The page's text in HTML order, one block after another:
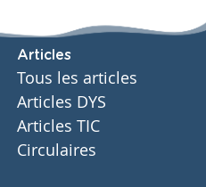
Articles
Tous les articles
Articles DYS
Articles TIC
Circulaires